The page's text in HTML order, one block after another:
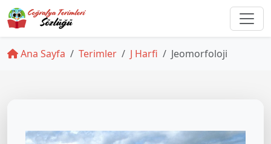
Ana Sayfa Terimler J Harfi Jeomorfoloji